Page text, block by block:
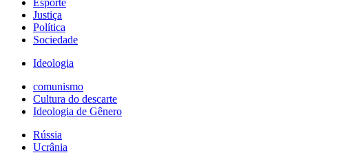
Esporte
Justiça
Política
Sociedade
Ideologia
comunismo
Cultura do descarte
Ideologia de Gênero
Rússia
Ucrânia